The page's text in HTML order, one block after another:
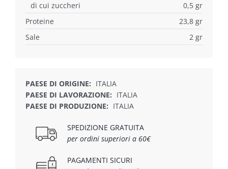
di cui zuccheri
0,5 gr
Proteine
23,8 gr
Sale
2 gr
PAESE DI ORIGINE: ITALIA
PAESE DI LAVORAZIONE: ITALIA
PAESE DI PRODUZIONE: ITALIA
SPEDIZIONE GRATUITA
per ordini superiori a 60€
PAGAMENTI SICURI